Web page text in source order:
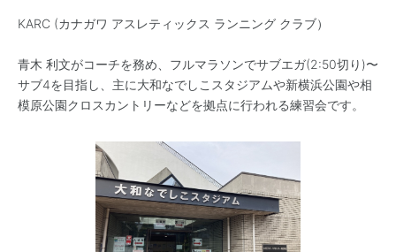
KARC (カナガワ アスレティックス ランニング クラブ）
青木 利文がコーチを務め、フルマラソンでサブエガ(2:50切り)〜
サブ4を目指し、主に大和なでしこスタジアムや新横浜公園や相
模原公園クロスカントリーなどを拠点に行われる練習会です。